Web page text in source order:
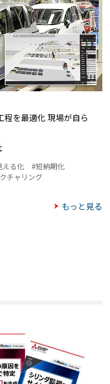
を最適化 現場が自ら
える化
短納期化
チャリング
もっと見る